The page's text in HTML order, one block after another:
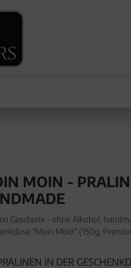
MOIN -
Geschenk - ohne Alkohol,
"Moin Moin" (150g,
IN DER